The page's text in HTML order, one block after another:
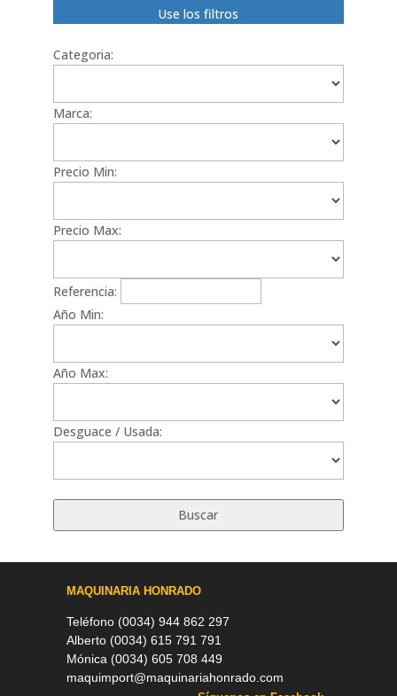
Use los filtros
Categoria:
Marca:
Precio Min:
Precio Max:
Referencia:
Año Min:
Año Max:
Desguace / Usada:
MAQUINARIA HONRADO
Teléfono (0034) 944 862 297
Alberto (0034) 615 791 791
Mónica (0034) 605 708 449
maquimport@maquinariahonrado.com